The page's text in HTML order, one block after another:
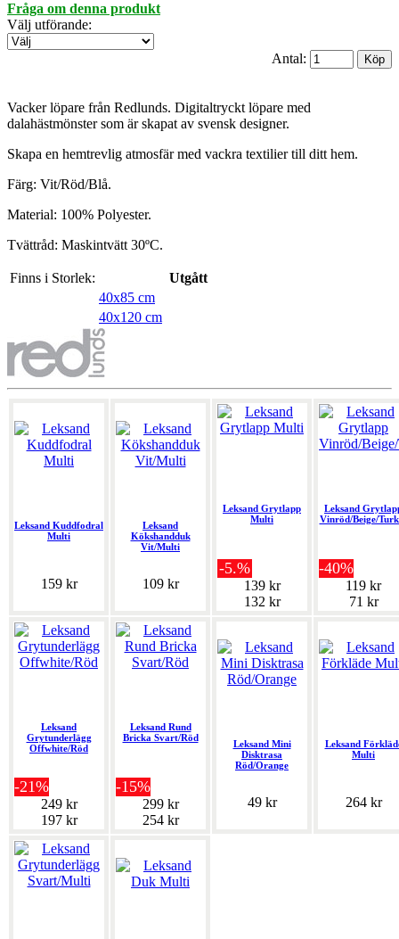
Fråga om denna produkt
Välj utförande:
Antal:
Vacker löpare från Redlunds. Digitaltryckt löpare med
dalahästmönster som är skapat av svensk designer.
Skapa en hemtrevlig atmosfär med vackra textilier till ditt hem.
Färg: Vit/Röd/Blå.
Material: 100% Polyester.
Tvättråd: Maskintvätt 30ºC.
Finns i Storlek:
Utgått
40x85 cm
40x120 cm
Leksand Kuddfodral
Multi
159 kr
Leksand
Kökshandduk
Vit/Multi
109 kr
Leksand Grytlapp
Multi
-5.%
139 kr
132 kr
Leksand
Vinröd/Beige/
-40%
119 kr
71 kr
Leksand
Grytunderlägg
Offwhite/Röd
-21%
249 kr
197 kr
Leksand Rund
Bricka Svart/Röd
-15%
299 kr
254 kr
Leksand Mini
Disktrasa
Röd/Orange
49 kr
Leksand
Multi
264 kr